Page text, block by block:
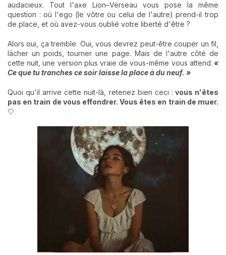
audacieux. Tout l'axe Lion–Verseau vous pose la même
question : où l'ego (le vôtre ou celui de l'autre) prend-il trop
de place, et où avez-vous oublié votre liberté d'être ?
Alors oui, ça tremble. Oui, vous devrez peut-être couper un fil,
lâcher un poids, tourner une page. Mais de l'autre côté de
cette nuit, une version plus vraie de vous-même vous attend. «
Ce que tu tranches ce soir laisse la place à du neuf. »
Quoi qu'il arrive cette nuit-là, retenez bien ceci : vous n'êtes
pas en train de vous effondrer. Vous êtes en train de muer.
🤍